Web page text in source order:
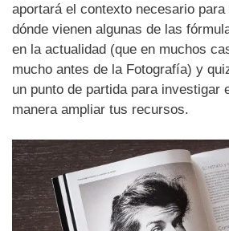
aportará el contexto necesario
dónde vienen algunas de las
en la actualidad (que en muchos
mucho antes de la Fotografía) y
un punto de partida para investigar
manera ampliar tus recursos.